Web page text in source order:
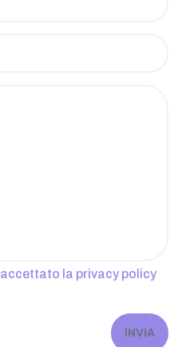
accettato la privacy policy